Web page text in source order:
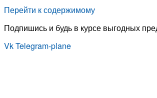
Перейти к содержимому
Подпишись и будь в курсе выгодных
VkTelegram-plane